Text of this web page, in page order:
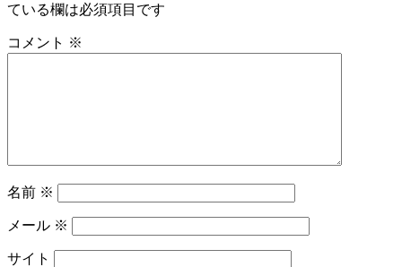
ている欄は必須項目です
コメント ※
名前 ※
メール ※
サイト